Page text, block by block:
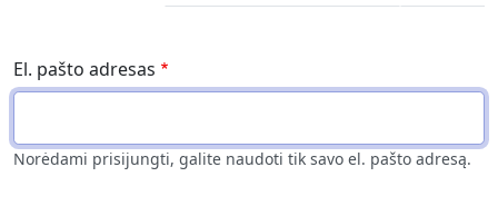
El. pašto adresas
Norėdami prisijungti, galite naudoti tik savo el. pašto adresą.